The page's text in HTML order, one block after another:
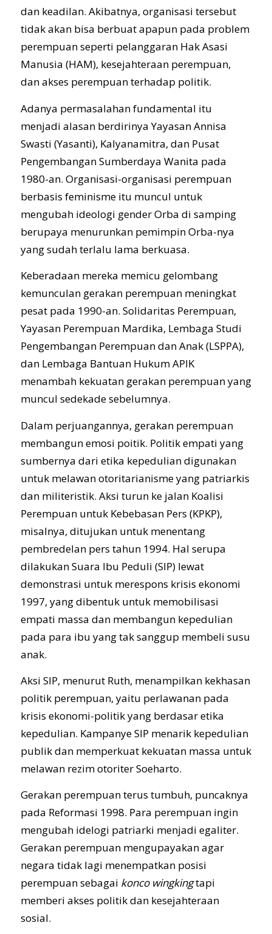
dan keadilan. Akibatnya, organisasi tersebut
tidak akan bisa berbuat apapun pada problem
perempuan seperti pelanggaran Hak Asasi
Manusia (HAM), kesejahteraan perempuan,
dan akses perempuan terhadap politik.
Adanya permasalahan fundamental itu
menjadi alasan berdirinya Yayasan Annisa
Swasti (Yasanti), Kalyanamitra, dan Pusat
Pengembangan Sumberdaya Wanita pada
1980-an. Organisasi-organisasi perempuan
berbasis feminisme itu muncul untuk
mengubah ideologi gender Orba di samping
berupaya menurunkan pemimpin Orba-nya
yang sudah terlalu lama berkuasa.
Keberadaan mereka memicu gelombang
kemunculan gerakan perempuan meningkat
pesat pada 1990-an. Solidaritas Perempuan,
Yayasan Perempuan Mardika, Lembaga Studi
Pengembangan Perempuan dan Anak (LSPPA),
dan Lembaga Bantuan Hukum APIK
menambah kekuatan gerakan perempuan yang
muncul sedekade sebelumnya.
Dalam perjuangannya, gerakan perempuan
membangun emosi poitik. Politik empati yang
sumbernya dari etika kepedulian digunakan
untuk melawan otoritarianisme yang patriarkis
dan militeristik. Aksi turun ke jalan Koalisi
Perempuan untuk Kebebasan Pers (KPKP),
misalnya, ditujukan untuk menentang
pembredelan pers tahun 1994. Hal serupa
dilakukan Suara Ibu Peduli (SIP) lewat
demonstrasi untuk merespons krisis ekonomi
1997, yang dibentuk untuk memobilisasi
empati massa dan membangun kepedulian
pada para ibu yang tak sanggup membeli susu
anak.
Aksi SIP, menurut Ruth, menampilkan kekhasan
politik perempuan, yaitu perlawanan pada
krisis ekonomi-politik yang berdasar etika
kepedulian. Kampanye SIP menarik kepedulian
publik dan memperkuat kekuatan massa untuk
melawan rezim otoriter Soeharto.
Gerakan perempuan terus tumbuh, puncaknya
pada Reformasi 1998. Para perempuan ingin
mengubah idelogi patriarki menjadi egaliter.
Gerakan perempuan mengupayakan agar
negara tidak lagi menempatkan posisi
perempuan sebagai konco wingkingtapi
memberi akses politik dan kesejahteraan
sosial.